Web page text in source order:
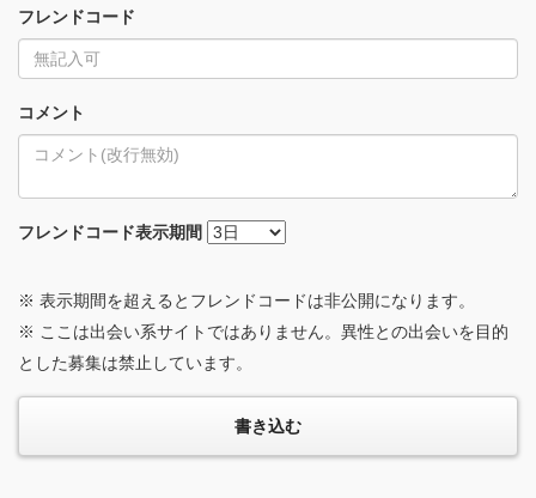
フレンドコード
コメント
フレンドコード表示期間
※ 表示期間を超えるとフレンドコードは非公開になります。
※ ここは出会い系サイトではありません。異性との出会いを目的
とした募集は禁止しています。